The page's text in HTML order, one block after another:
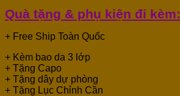
Quà tặng & phụ kiện đi kèm:
+ Free Ship Toàn Quốc
+ Kèm bao da 3 lớp
+ Tặng Capo
+ Tặng dây dự phòng
+ Tặng Lục Chỉnh Cần